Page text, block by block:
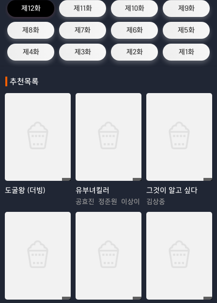
제12화 제11화 제10화 제9화
제8화 제7화 제6화 제5화
제4화 제3화 제2화 제1화
추천목록
도굴왕 (더빙) 유부녀킬러
공효진 정준원 이상이
그것이 알고 싶다
김상중